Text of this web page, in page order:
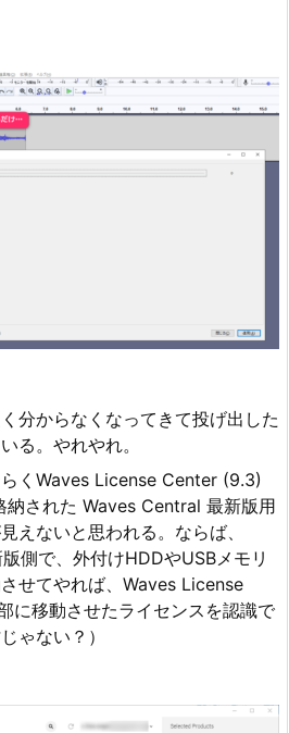
分からなくなってきて投げ出した
る。やれやれ。
くWaves License Center (9.3)
納された Waves Central 最新版用
えないと思われる。ならば、
側で、外付けHDDやUSBメモリ
せてやれば、Waves License
に移動させたライセンスを認識で
ゃない？）